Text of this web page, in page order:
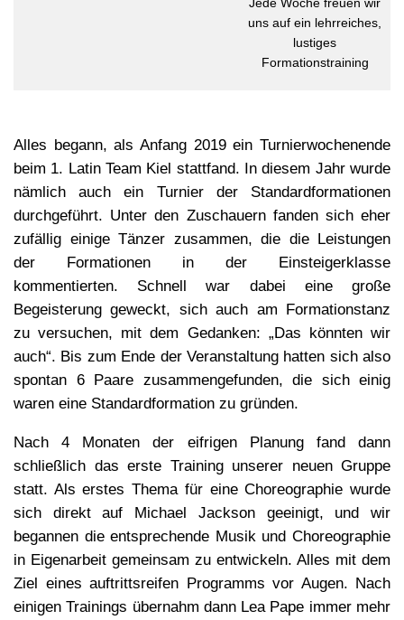
Jede Woche freuen wir
uns auf ein lehrreiches,
lustiges
Formationstraining
Alles begann, als Anfang 2019 ein Turnierwochenende
beim 1. Latin Team Kiel stattfand. In diesem Jahr wurde
nämlich auch ein Turnier der Standardformationen
durchgeführt. Unter den Zuschauern fanden sich eher
zufällig einige Tänzer zusammen, die die Leistungen
der Formationen in der Einsteigerklasse
kommentierten. Schnell war dabei eine große
Begeisterung geweckt, sich auch am Formationstanz
zu versuchen, mit dem Gedanken: „Das könnten wir
auch“. Bis zum Ende der Veranstaltung hatten sich also
spontan 6 Paare zusammengefunden, die sich einig
waren eine Standardformation zu gründen.
Nach 4 Monaten der eifrigen Planung fand dann
schließlich das erste Training unserer neuen Gruppe
statt. Als erstes Thema für eine Choreographie wurde
sich direkt auf Michael Jackson geeinigt, und wir
begannen die entsprechende Musik und Choreographie
in Eigenarbeit gemeinsam zu entwickeln. Alles mit dem
Ziel eines auftrittsreifen Programms vor Augen. Nach
einigen Trainings übernahm dann Lea Pape immer mehr